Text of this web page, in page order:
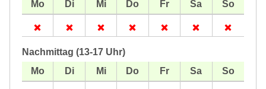
Nachmittag (13-17 Uhr)